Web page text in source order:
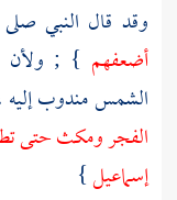
وقد قال النبي
أضعفهم } ; ولأن
الشمس مندوب إليه
الفجر ومكث حتى
إسماعيل}